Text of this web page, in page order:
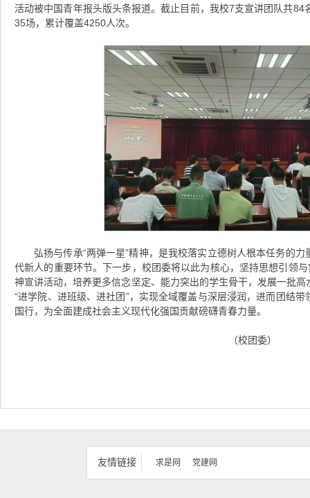
活动被中国青年报头版头条报道。截止目前，我校7支宣讲团队共84
35场，累计覆盖4250人次。
弘扬与传承“两弹一星”精神，是我校落实立德树人根本任务的
代新人的重要环节。下一步，校团委将以此为核心，坚持思想引领
神宣讲活动，培养更多信念坚定、能力突出的学生骨干，发展一批
“进学院、进班级、进社团”，实现全域覆盖与深层浸润，进而团结
国行，为全面建成社会主义现代化强国贡献磅礴青春力量。
（校团委）
友情链接 求是网 党建网